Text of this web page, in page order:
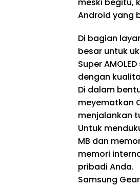
Android yang
Di bagian
besar untuk
Super
dengan
Di dalam
meyematkan
menjalankan
Untuk
MB dan
memori
pribadi Anda.
Samsung